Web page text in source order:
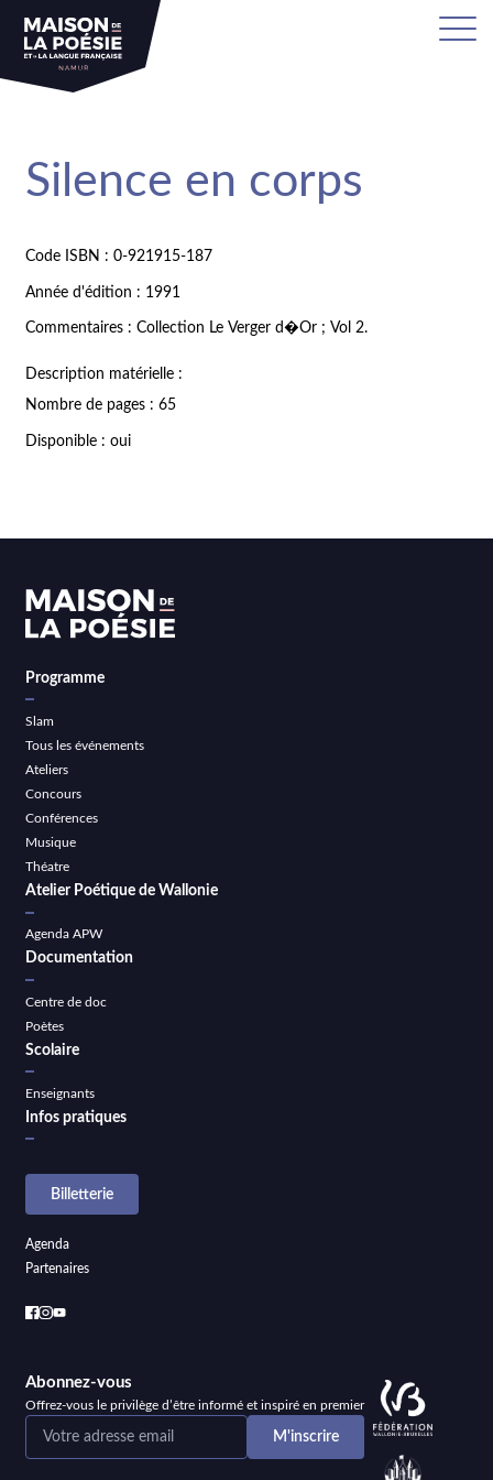
Silence en corps
Code ISBN : 0-921915-187
Année d'édition : 1991
Commentaires : Collection Le Verger d�Or ; Vol 2.
Description matérielle :
Nombre de pages : 65
Disponible : oui
Programme
Slam
Tous les événements
Ateliers
Concours
Conférences
Musique
Théatre
Atelier Poétique de Wallonie
Agenda APW
Documentation
Centre de doc
Poètes
Scolaire
Enseignants
Infos pratiques
Billetterie
Agenda
Partenaires
Abonnez-vous
Offrez-vous le privilège d’être informé et inspiré en premier